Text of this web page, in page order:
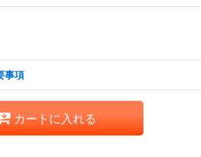
事項
カートに入れる